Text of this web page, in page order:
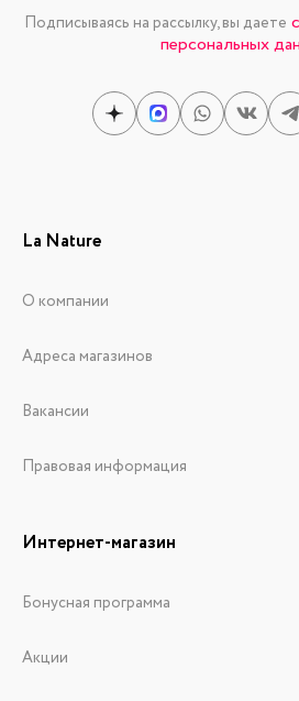
Подписываясь на рассылку, вы даете
персональных
La Nature
О компании
Адреса магазинов
Вакансии
Правовая информация
Интернет-магазин
Бонусная программа
Акции